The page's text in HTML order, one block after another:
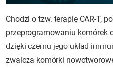
Chodzi o tzw. terapię CAR-T,
przeprogramowaniu komórek
dzięki czemu jego układ
zwalcza komórki